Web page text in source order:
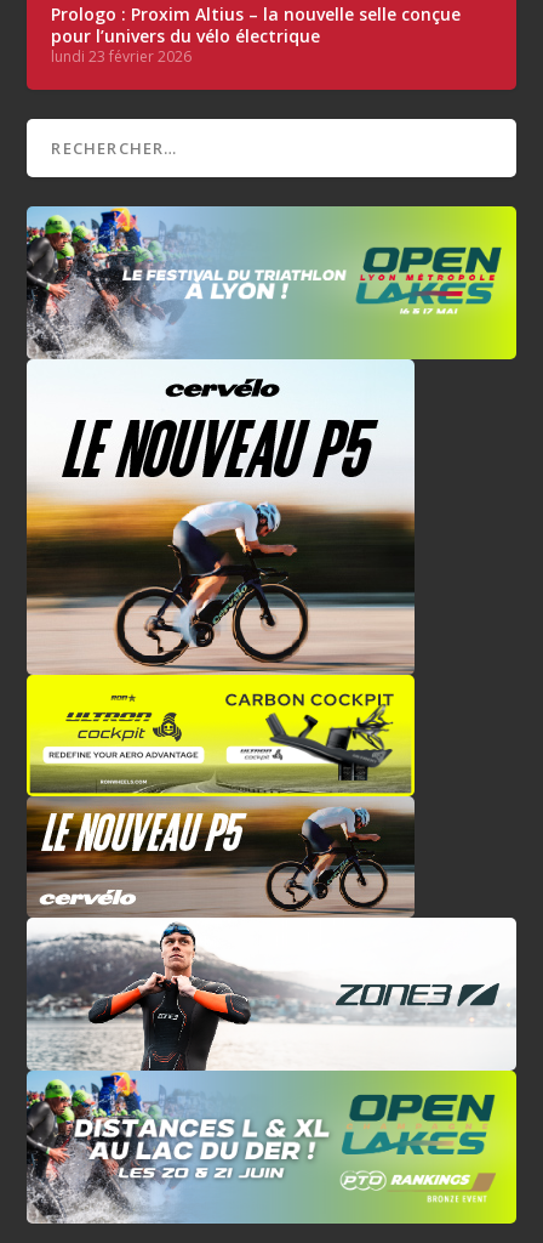
Prologo : Proxim Altius – la nouvelle selle conçue
pour l’univers du vélo électrique
lundi 23 février 2026